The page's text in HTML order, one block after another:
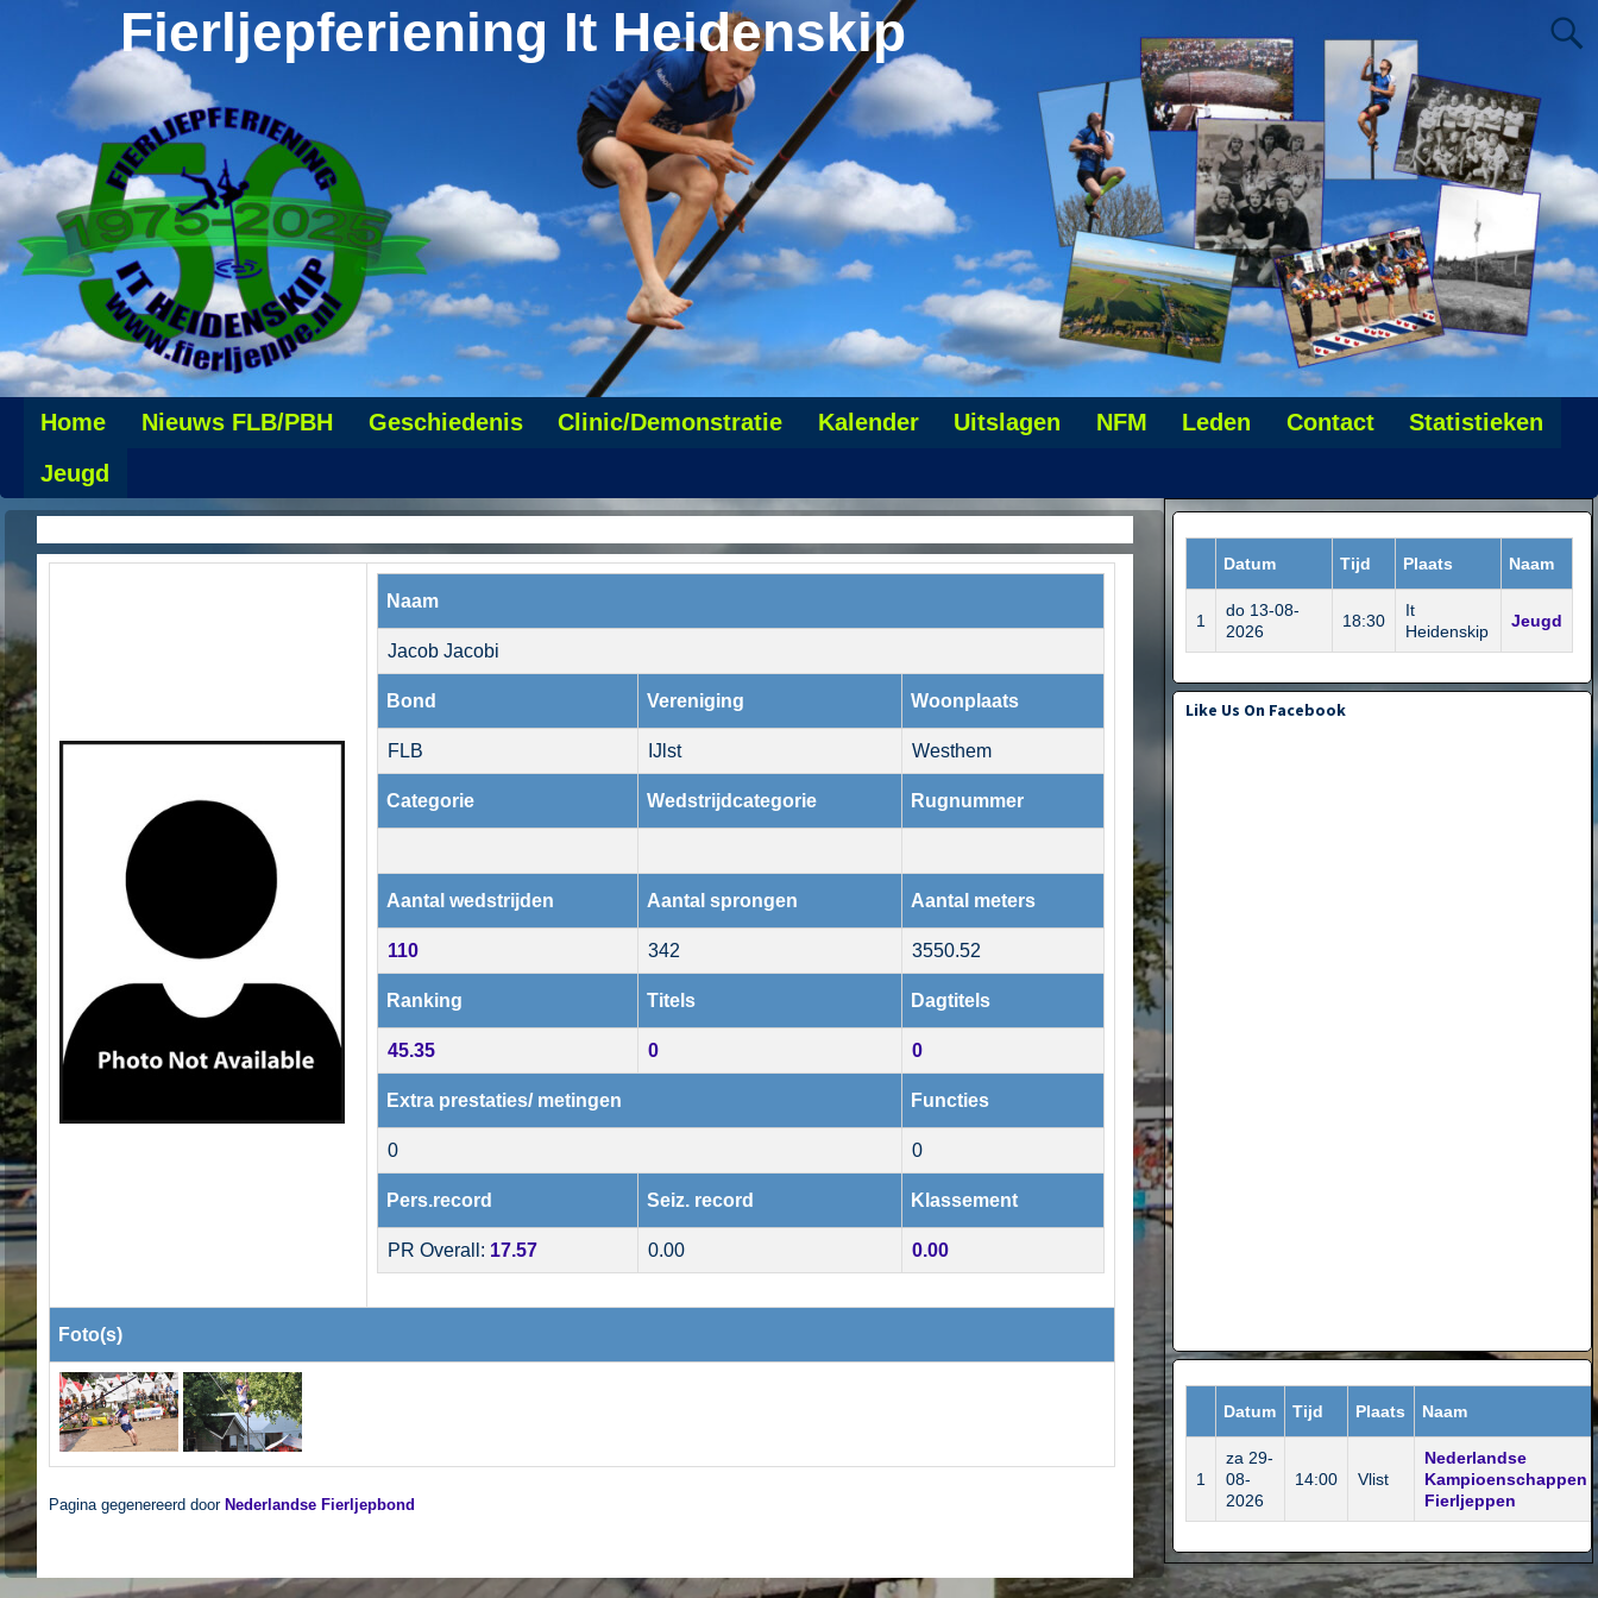
Fierljepferiening It Heidenskip
Home Nieuws FLB/PBH Geschiedenis Clinic/Demonstratie Kalender Uitslagen NFM Leden Contact
Statistieken
Jeugd
Naam
Jacob Jacobi
Bond Vereniging Woonplaats
FLB IJlst Westhem
Categorie Wedstrijdcategorie Rugnummer
Aantal wedstrijden Aantal sprongen Aantal meters
110 342 3550.52
Ranking Titels Dagtitels
45.35 0 0
Extra prestaties/ metingen Functies
0 0
Pers.record Seiz. record Klassement
PR Overall: 17.57 0.00 0.00
Foto(s)
Pagina gegenereerd door Nederlandse Fierljepbond
Datum Tijd Plaats Naam
1
do 13-08-
2026
18:30
It
Heidenskip
Jeugd
Like Us On Facebook
Datum Tijd Plaats Naam
1
za 29-
08-
2026
14:00 Vlist
Nederlandse
Kampioenschappen
Fierljeppen